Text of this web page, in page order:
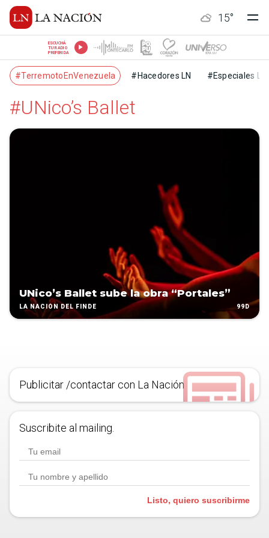
15°
ESCUCHÁ
TU RADIO
PREFERIDA
#TerremotoEnVenezuela #Hacedores LN #Especiales LN
#UNico’s Ballet
UNico’s Ballet sube la obra “Portales”
LA NACIÓN DEL FINDE 99D
Publicitar /contactar con La Nación
Suscribite al mailing.
Listo, quiero suscribirme